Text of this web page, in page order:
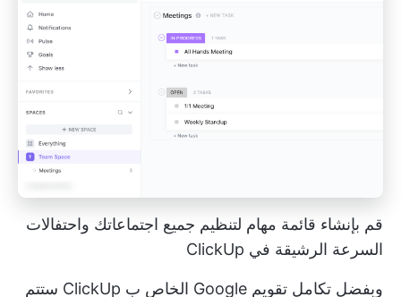
قم بإنشاء قائمة مهام لتنظيم جميع اجتماعاتك واحتفالات
السرعة الرشيقة في ClickUp
وبفضل تكامل تقويم Google الخاص ب ClickUp
ستتم